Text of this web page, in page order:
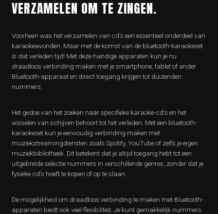
VERZAMELEN OM TE ZINGEN.
Voorheen was het verzamelen van cd’s een essentieel onderdeel van
karaokeavonden. Maar met de komst van de bluetooth-karaokeset
is dat verleden tijd! Met deze handige apparaten kun je nu
draadloos verbinding maken met je smartphone, tablet of ander
Bluetooth-apparaat en direct toegang krijgen tot duizenden
nummers.
Het gedoe van het zoeken naar specifieke karaoke-cd’s en het
wisselen van schijven behoort tot het verleden. Met een bluetooth-
karaokeset kun je eenvoudig verbinding maken met
muziekstreamingdiensten zoals Spotify, YouTube of zelfs je eigen
muziekbibliotheek. Dit betekent dat je altijd toegang hebt tot een
uitgebreide selectie nummers in verschillende genres, zonder dat je
fysieke cd’s hoeft te kopen of op te slaan.
De mogelijkheid om draadloos verbinding te maken met Bluetooth-
apparaten biedt ook veel flexibiliteit. Je kunt gemakkelijk nummers